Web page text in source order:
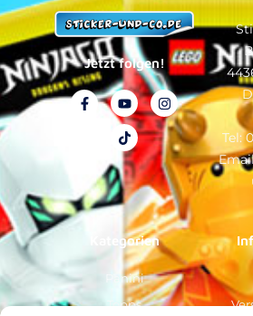
Jetzt folgen!
F
a
k
-
f
Y
o
u
t
u
b
e
I
n
s
t
a
g
r
a
m
T
i
k
t
o
k
Tel:
Kategorien
Panini
Topps